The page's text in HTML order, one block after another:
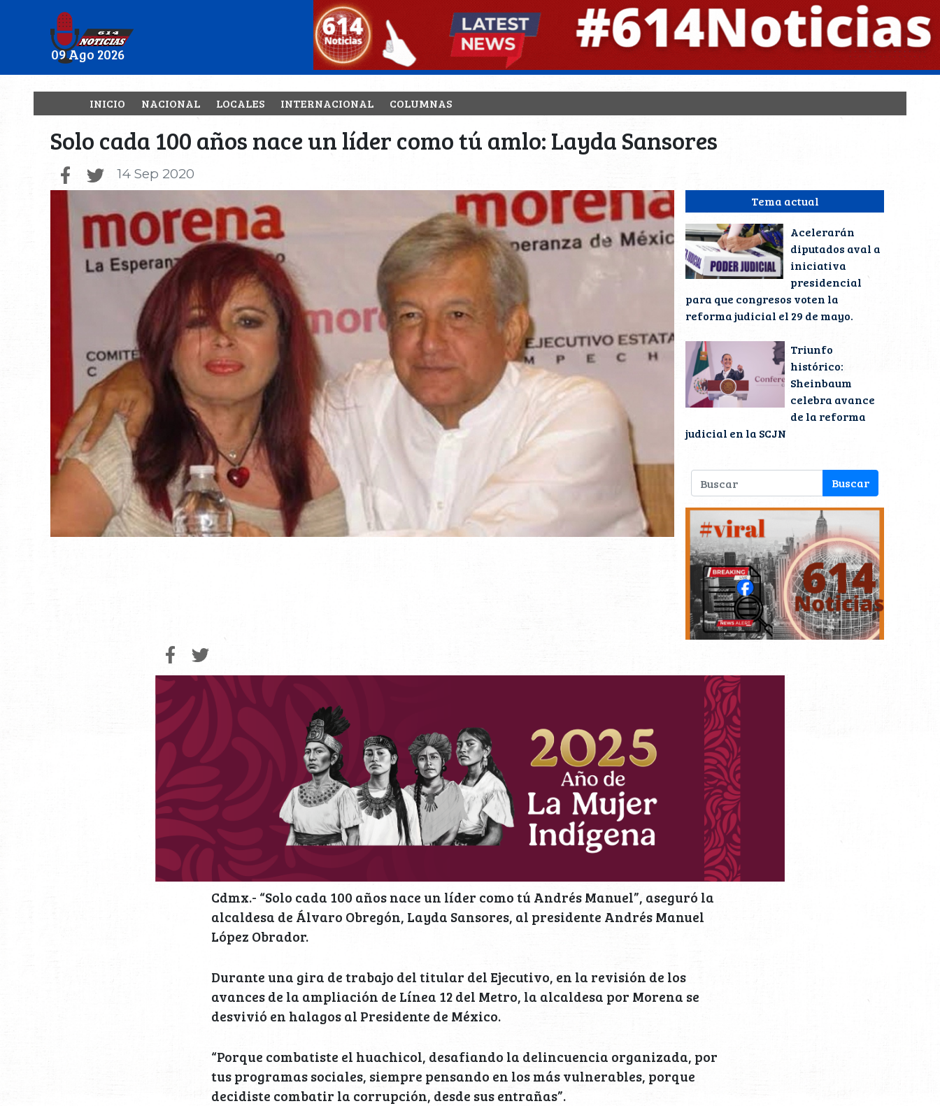
09 Ago 2026
INICIO NACIONAL LOCALES INTERNACIONAL COLUMNAS
Solo cada 100 años nace un líder como tú amlo: Layda Sansores
14 Sep 2020
Tema actual
Acelerarán
diputados aval a
iniciativa
presidencial
para que congresos voten la
reforma judicial el 29 de mayo.
Triunfo
histórico:
Sheinbaum
celebra avance
de la reforma
judicial en la SCJN
Cdmx.- “Solo cada 100 años nace un líder como tú Andrés Manuel”, aseguró la
alcaldesa de Álvaro Obregón, Layda Sansores, al presidente Andrés Manuel
López Obrador.
Durante una gira de trabajo del titular del Ejecutivo, en la revisión de los
avances de la ampliación de Línea 12 del Metro, la alcaldesa por Morena se
desvivió en halagos al Presidente de México.
“Porque combatiste el huachicol, desafiando la delincuencia organizada, por
tus programas sociales, siempre pensando en los más vulnerables, porque
decidiste combatir la corrupción, desde sus entrañas”.